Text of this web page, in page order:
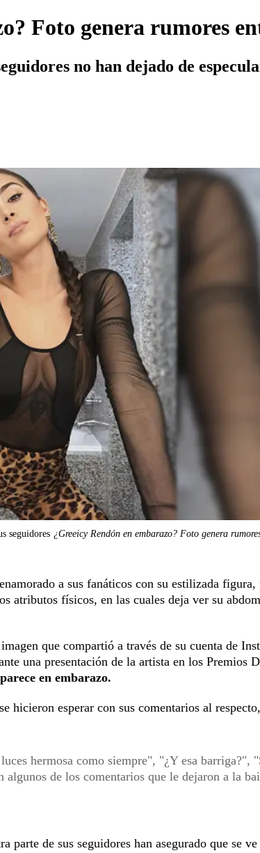
Foto genera rumores
no han dejado de
seguidores ¿Greeicy Rendón en embarazo? Foto genera
a sus fanáticos con su estilizada figura,
atributos físicos, en las cuales deja ver su
que compartió a través de su cuenta de
una presentación de la artista en los Premios
en embarazo.
hicieron esperar con sus comentarios al
hermosa como siempre", "¿Y esa barriga?",
de los comentarios que le dejaron a la
parte de sus seguidores han asegurado que se